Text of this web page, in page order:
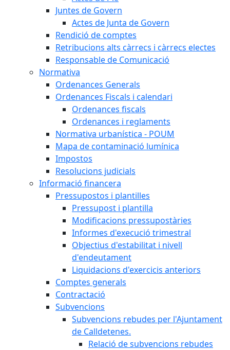
Juntes de Govern
Actes de Junta de Govern
Rendició de comptes
Retribucions alts càrrecs i càrrecs electes
Responsable de Comunicació
Normativa
Ordenances Generals
Ordenances Fiscals i calendari
Ordenances fiscals
Ordenances i reglaments
Normativa urbanística - POUM
Mapa de contaminació lumínica
Impostos
Resolucions judicials
Informació financera
Pressupostos i plantilles
Pressupost i plantilla
Modificacions pressupostàries
Informes d'execució trimestral
Objectius d'estabilitat i nivell
d'endeutament
Liquidacions d'exercicis anteriors
Comptes generals
Contractació
Subvencions
Subvencions rebudes per l'Ajuntament
de Calldetenes.
Relació de subvencions rebudes